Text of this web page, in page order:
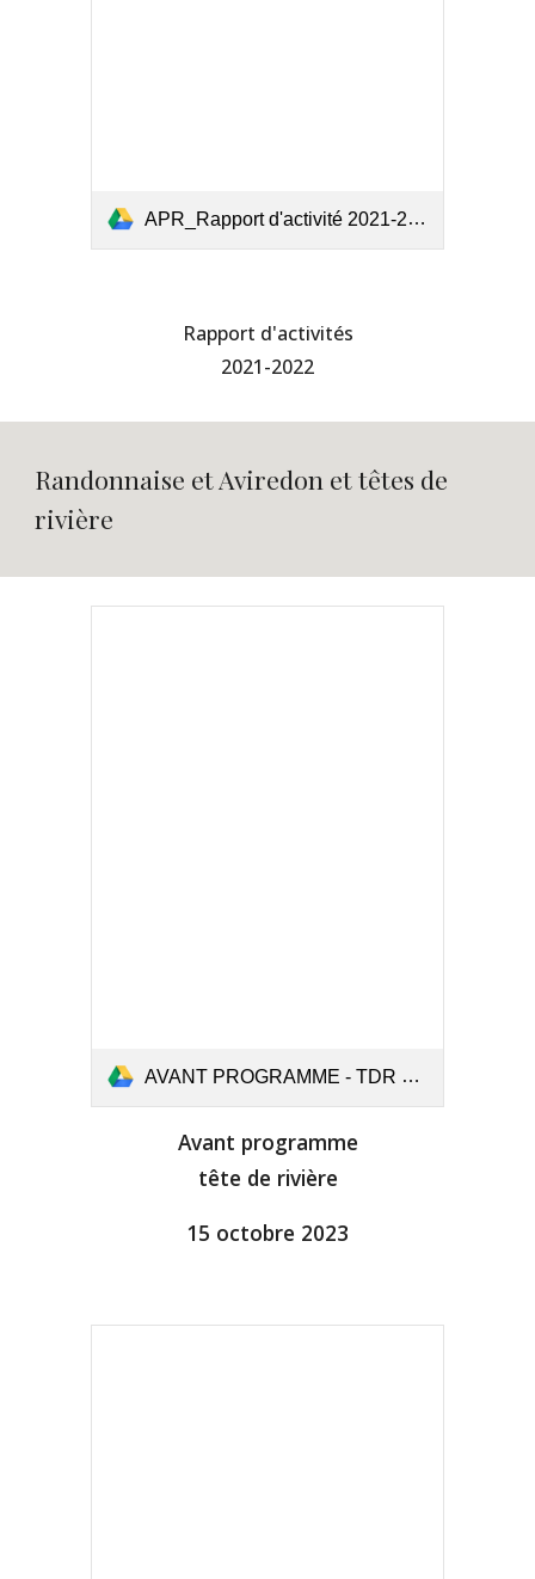
APR_Rapport d'activité 2021-2022 (A valider en AG).pdf
Rapport d'activités
2021-2022
Randonnaise et Aviredon et têtes de
rivière
AVANT PROGRAMME - TDR REDON 2023 v1 (1).pdf
Avant programme
tête de rivière
15 octobre 2023